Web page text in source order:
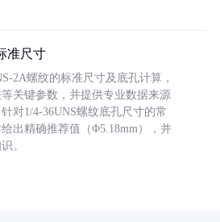
准尺寸
2A螺纹的标准尺寸及底孔计算，
关键参数，并提供专业数据来源
对1/4-36UNS螺纹底孔尺寸的常
出精确推荐值（Φ5.18mm），并
。